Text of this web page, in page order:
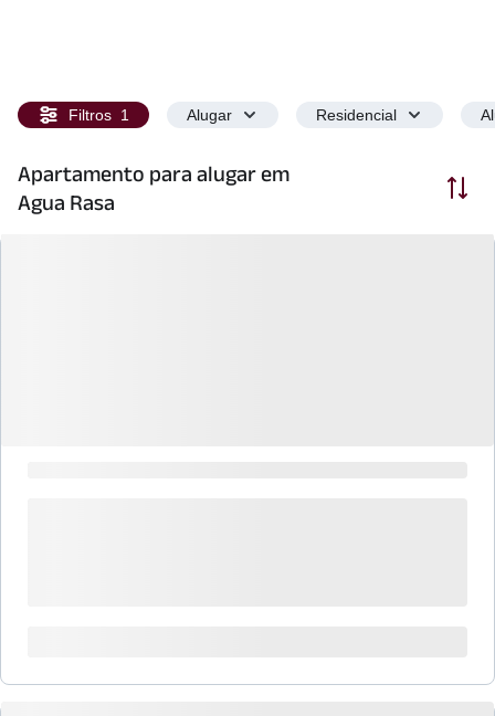
Filtros 1 Alugar Residencial
Apartamento para alugar em
Agua Rasa
Ordenar